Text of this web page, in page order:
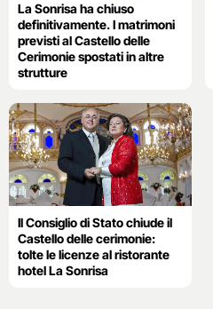
La Sonrisa ha chiuso
definitivamente. I matrimoni
previsti al Castello delle
Cerimonie spostati in altre
strutture
Il Consiglio di Stato chiude il
Castello delle cerimonie:
tolte le licenze al ristorante
hotel La Sonrisa